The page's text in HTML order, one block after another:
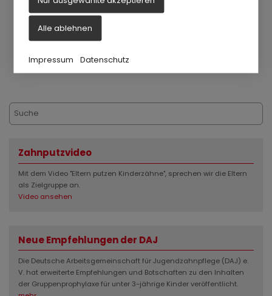
Alle ablehnen
Impressum Datenschutz
Zahnputzvideo
Mit dem Video "Eltern putzen Kinderzähne", sprechen wir die Eltern
als Zielgruppe an.
Video ansehen
Neue Empfehlungen der DAJ
Die Deutsche Arbeitsgemeinschaft für Jugendzahnpflege (DAJ) e.
V. hat erweiterte Empfehlungen und Botschaften zu den Inhalten
der Gruppenprophylaxe für unter 3-jährige Kinder veröffentlicht.